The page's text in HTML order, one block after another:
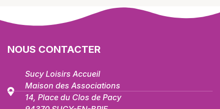
NOUS CONTACTER
Sucy Loisirs Accueil
Maison des Associations
14, Place du Clos de Pacy